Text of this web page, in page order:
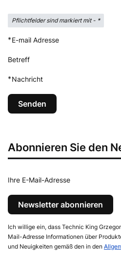
Pflichtfelder sind markiert mit - *
*E-mail Adresse
Betreff
*Nachricht
Senden
Abonnieren Sie den
Ihre E-Mail-Adresse
Newsletter abonnieren
Ich willige ein, dass Technic King
Mail-Adresse Informationen über
und Neuigkeiten gemäß den in den